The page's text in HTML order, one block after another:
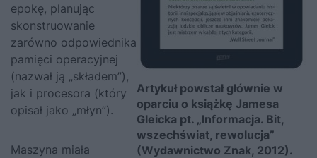
Artykuł powstał głównie w
oparciu o książkę Jamesa
Gleicka pt. „Informacja. Bit,
wszechświat, rewolucja”
(Wydawnictwo Znak, 2012).
epokę, planując
skonstruowanie
zarówno odpowiednika
pamięci operacyjnej
(nazwał ją „składem”),
jak i procesora (który
opisał jako „młyn”).
Maszyna miała